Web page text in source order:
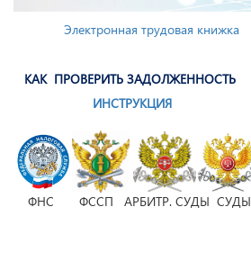
Электронная трудовая книжка
КАК ПРОВЕРИТЬ ЗАДОЛЖЕННОСТЬ
ИНСТРУКЦИЯ
ФНС ФССП АРБИТР. СУДЫ СУДЫ